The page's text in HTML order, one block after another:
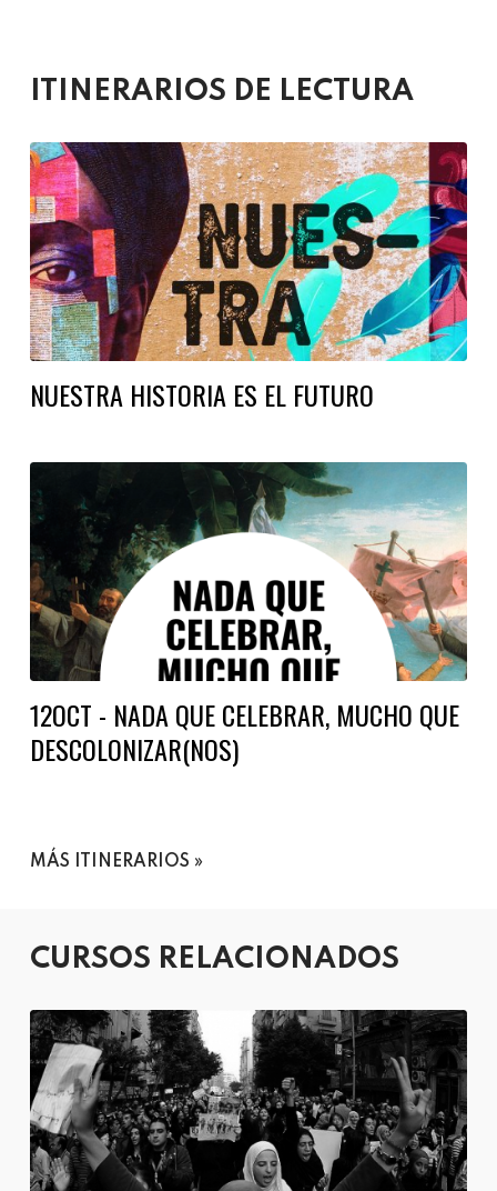
ITINERARIOS DE LECTURA
NUESTRA HISTORIA ES EL FUTURO
12OCT - NADA QUE CELEBRAR, MUCHO QUE
DESCOLONIZAR(NOS)
MÁS ITINERARIOS
CURSOS RELACIONADOS